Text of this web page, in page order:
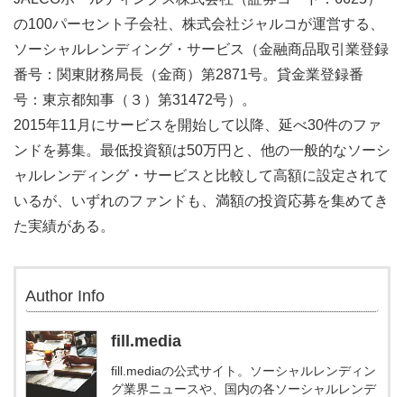
の100パーセント子会社、株式会社ジャルコが運営する、
ソーシャルレンディング・サービス（金融商品取引業登録
番号：関東財務局長（金商）第2871号。貸金業登録番
号：東京都知事（３）第31472号）。
2015年11月にサービスを開始して以降、延べ30件のファ
ンドを募集。最低投資額は50万円と、他の一般的なソーシ
ャルレンディング・サービスと比較して高額に設定されて
いるが、いずれのファンドも、満額の投資応募を集めてき
た実績がある。
Author Info
fill.media
fill.mediaの公式サイト。ソーシャルレンディン
グ業界ニュースや、国内の各ソーシャルレンデ